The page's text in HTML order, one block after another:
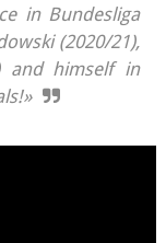
in Bundesliga
(2020/21),
and himself in